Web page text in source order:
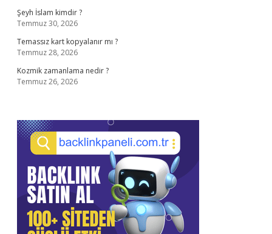
Şeyh İslam kimdir ?
Temmuz 30, 2026
Temassız kart kopyalanır mı ?
Temmuz 28, 2026
Kozmik zamanlama nedir ?
Temmuz 26, 2026